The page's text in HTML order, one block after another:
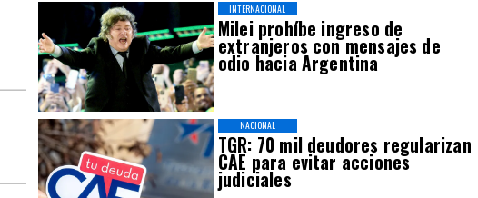
Milei prohíbe ingreso de
extranjeros con mensajes de
odio hacia Argentina
INTERNACIONAL
TGR: 70 mil deudores regularizan
CAE para evitar acciones
judiciales
NACIONAL